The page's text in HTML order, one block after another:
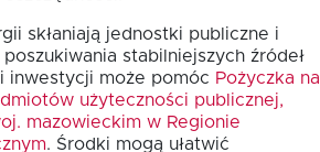
skłaniają jednostki publiczne i
stabilniejszych źródeł
inwestycji może pomóc Pożyczka na
użyteczności publicznej,
mazowieckim w Regionie
. Środki mogą ułatwić